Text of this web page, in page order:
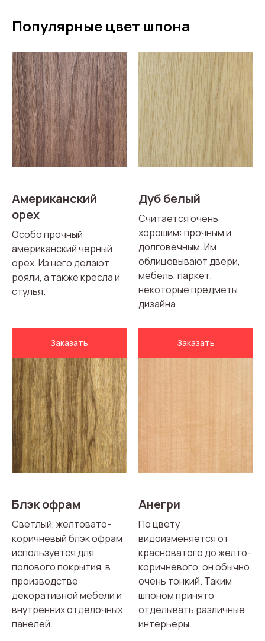
Популярные цвет шпона
Американский
орех
Особо прочный
американский черный
орех. Из него делают
рояли, а также кресла и
стулья.
Заказать
Дуб белый
Считается очень
хорошим: прочным и
долговечным. Им
облицовывают двери,
мебель, паркет,
некоторые предметы
дизайна.
Заказать
Блэк офрам
Светлый, желтовато-
коричневый блэк офрам
используется для
полового покрытия, в
производстве
декоративной мебели и
внутренних отделочных
панелей.
Анегри
По цвету
видоизменяется от
красноватого до желто-
коричневого, он обычно
очень тонкий. Таким
шпоном принято
отделывать различные
интерьеры.